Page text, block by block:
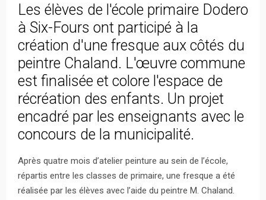
Les élèves de l'école primaire Dodero
à Six-Fours ont participé à la
création d'une fresque aux côtés du
peintre Chaland. L'œuvre commune
est finalisée et colore l'espace de
récréation des enfants. Un projet
encadré par les enseignants avec le
concours de la municipalité.
Après quatre mois d’atelier peinture au sein de l’école,
répartis entre les classes de primaire, une fresque a été
réalisée par les élèves avec l’aide du peintre M. Chaland.